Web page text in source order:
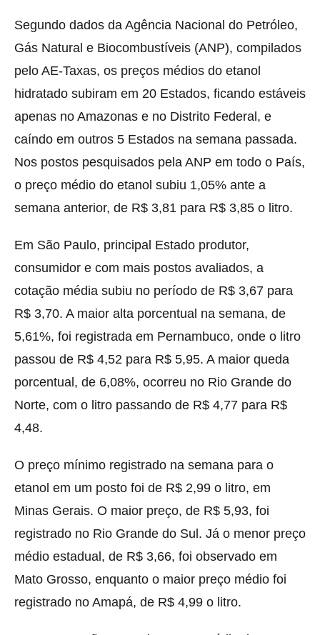
Segundo dados da Agência Nacional do Petróleo,
Gás Natural e Biocombustíveis (ANP), compilados
pelo AE-Taxas, os preços médios do etanol
hidratado subiram em 20 Estados, ficando estáveis
apenas no Amazonas e no Distrito Federal, e
caíndo em outros 5 Estados na semana passada.
Nos postos pesquisados pela ANP em todo o País,
o preço médio do etanol subiu 1,05% ante a
semana anterior, de R$ 3,81 para R$ 3,85 o litro.
Em São Paulo, principal Estado produtor,
consumidor e com mais postos avaliados, a
cotação média subiu no período de R$ 3,67 para
R$ 3,70. A maior alta porcentual na semana, de
5,61%, foi registrada em Pernambuco, onde o litro
passou de R$ 4,52 para R$ 5,95. A maior queda
porcentual, de 6,08%, ocorreu no Rio Grande do
Norte, com o litro passando de R$ 4,77 para R$
4,48.
O preço mínimo registrado na semana para o
etanol em um posto foi de R$ 2,99 o litro, em
Minas Gerais. O maior preço, de R$ 5,93, foi
registrado no Rio Grande do Sul. Já o menor preço
médio estadual, de R$ 3,66, foi observado em
Mato Grosso, enquanto o maior preço médio foi
registrado no Amapá, de R$ 4,99 o litro.